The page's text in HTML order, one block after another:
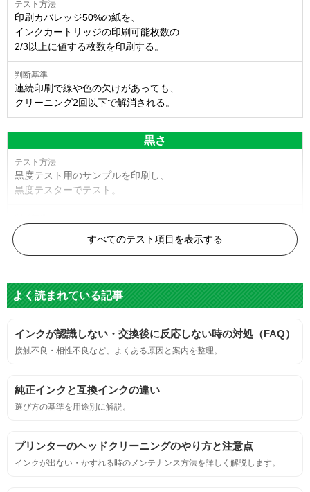
印刷カバレッジ50%の紙を、
インクカートリッジの印刷可能枚数の
2/3以上に値する枚数を印刷する。
連続印刷で線や色の欠けがあっても、
クリーニング2回以下で解消される。
黒さ
黒度テスト用のサンプルを印刷し、
黒度テスターでテスト。
黒度の技術基準に適合する。
標準カラーサンプルを印刷する。
鮮やか、リアル、彩度、シャープなど、
におい
すべてのテスト項目を表示する
よく読まれている記事
インクが認識しない・交換後に反応しない時の対処（FAQ）
接触不良・相性不良など、よくある原因と案内を整理。
純正インクと互換インクの違い
選び方の基準を用途別に解説。
プリンターのヘッドクリーニングのやり方と注意点
インクが出ない・かすれる時のメンテナンス方法を詳しく解説します。